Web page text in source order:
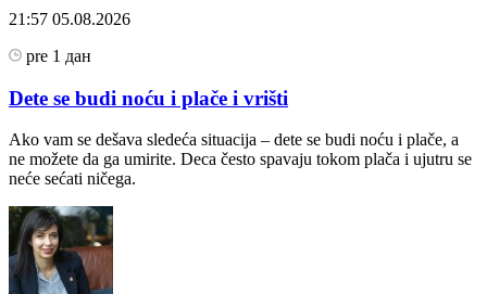
21:57 05.08.2026
pre 1 дан
Dete se budi noću i plače i vrišti
Ako vam se dešava sledeća situacija – dete se budi noću i plače, a
ne možete da ga umirite. Deca često spavaju tokom plača i ujutru se
neće sećati ničega.